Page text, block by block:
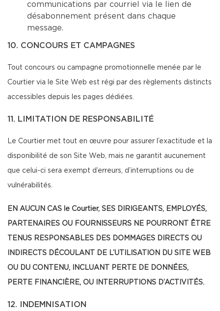
communications par courriel via le lien de
désabonnement présent dans chaque
message.
10. CONCOURS ET CAMPAGNES
Tout concours ou campagne promotionnelle menée par le
Courtier via le Site Web est régi par des règlements distincts
accessibles depuis les pages dédiées.
11. LIMITATION DE RESPONSABILITÉ
Le Courtier met tout en œuvre pour assurer l’exactitude et la
disponibilité de son Site Web, mais ne garantit aucunement
que celui-ci sera exempt d’erreurs, d’interruptions ou de
vulnérabilités.
EN AUCUN CAS le Courtier, SES DIRIGEANTS, EMPLOYÉS,
PARTENAIRES OU FOURNISSEURS NE POURRONT ÊTRE
TENUS RESPONSABLES DES DOMMAGES DIRECTS OU
INDIRECTS DÉCOULANT DE L’UTILISATION DU SITE WEB
OU DU CONTENU, INCLUANT PERTE DE DONNÉES,
PERTE FINANCIÈRE, OU INTERRUPTIONS D’ACTIVITÉS.
12. INDEMNISATION